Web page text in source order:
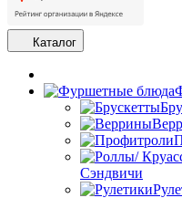
Каталог
Сэндвичи